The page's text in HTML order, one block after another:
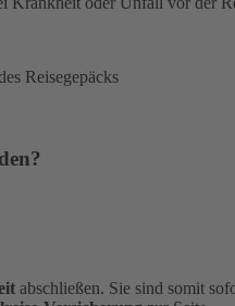
Reisegepäcks
abschließen. Sie sind somit